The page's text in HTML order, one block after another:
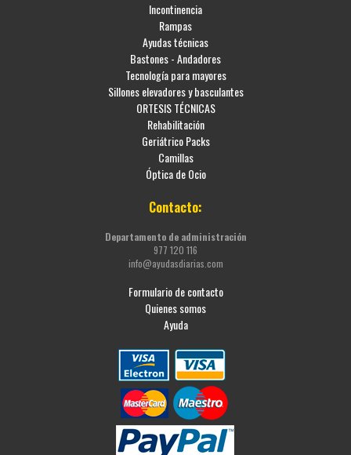
Incontinencia
Rampas
Ayudas técnicas
Bastones - Andadores
Tecnología para mayores
Sillones elevadores y basculantes
ORTESIS TÉCNICAS
Rehabilitación
Geriátrico Packs
Camillas
Óptica de Ocio
Contacto:
Departamento de administración
977 120 116
info@ayudasdiarias.com
Formulario de contacto
Quienes somos
Ayuda